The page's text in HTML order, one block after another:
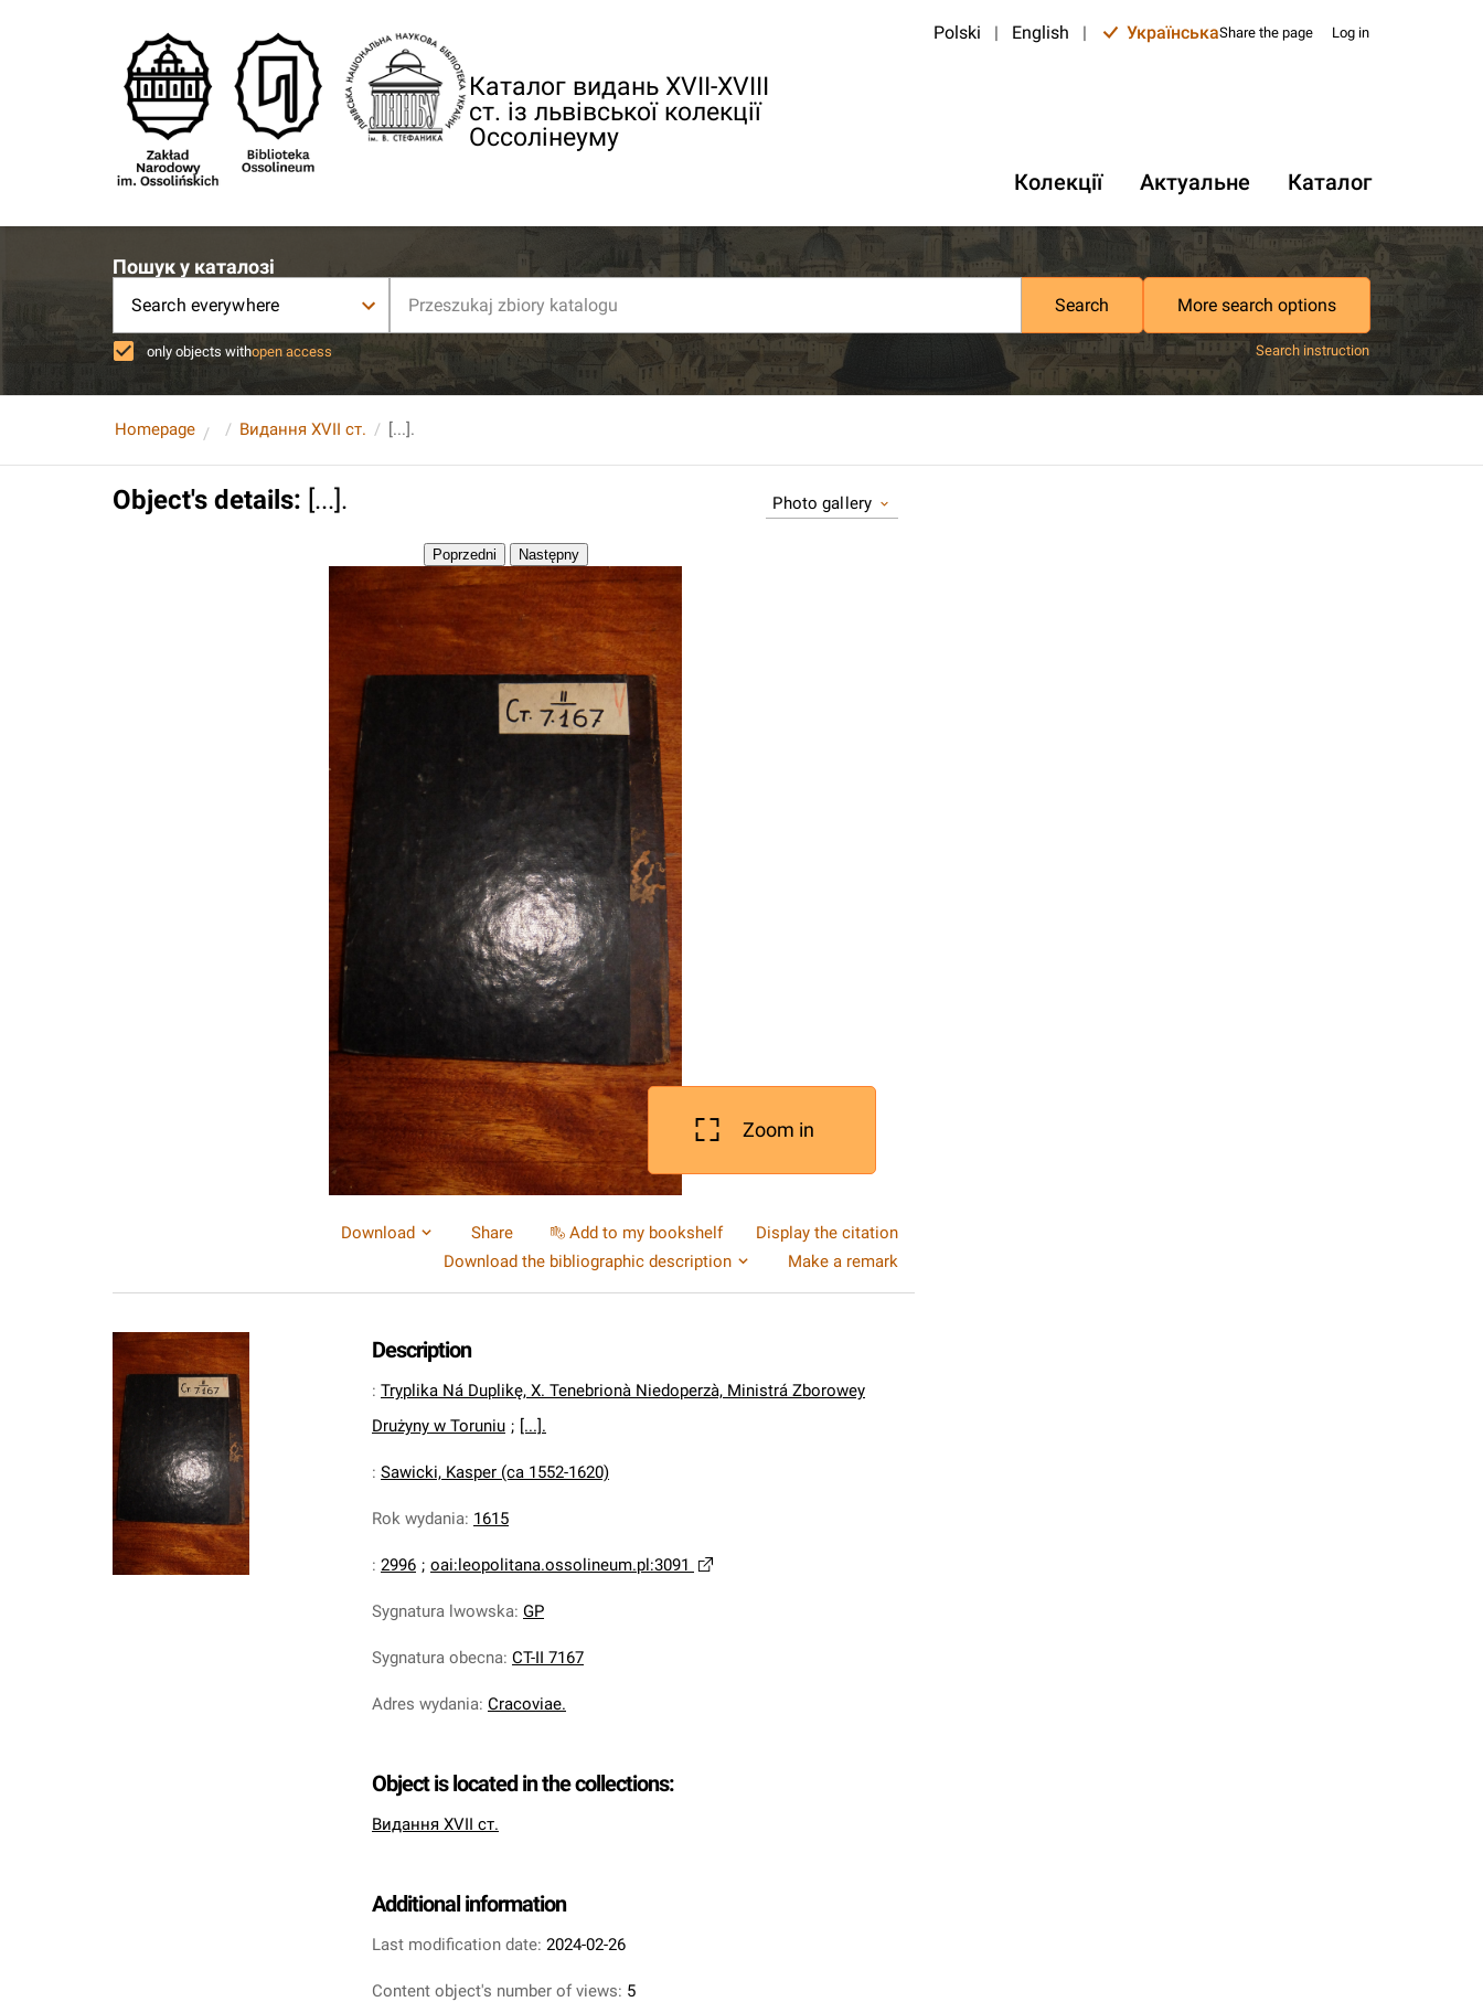
Каталог видань XVII-XVIII
ст. із львівської колекції
Оссолінеуму
Polski | English | УкраїнськаShare the page Log in
Колекції Актуальне Каталог
Пошук у каталозі
Search everywhere Search More search options
only objects withopen access Search instruction
Homepage Видання XVII ст. [...].
Object's details: [...]. Photo gallery
Zoom in
Download Share Add to my bookshelf
Display the citation
Download the bibliographic description
Make a remark
Description
: Tryplika Ná Duplikę, X. Tenebrionà Niedoperzà, Ministrá Zborowey
Drużyny w Toruniu ; [...].
: Sawicki, Kasper (ca 1552-1620)
Rok wydania: 1615
: 2996 ; oai:leopolitana.ossolineum.pl:3091
Sygnatura lwowska: GP
Sygnatura obecna: CT-II 7167
Adres wydania: Cracoviae.
Object is located in the collections:
Видання XVII ст.
Additional information
Last modification date: 2024-02-26
Content object's number of views: 5